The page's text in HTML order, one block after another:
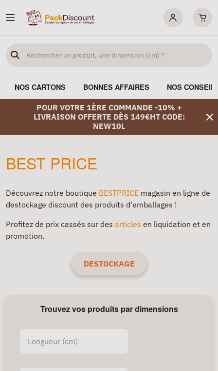
NOS CARTONS BONNES AFFAIRES NOS
POUR VOTRE 1ÈRE COMMANDE -10% +
LIVRAISON OFFERTE DÈS 149€HT CODE:
NEW10L
BEST PRICE
Découvrez notre boutique BESTPRICE magasin en ligne de
destockage discount des produits d'emballages !
Profitez de prix cassés sur des articles en liquidation et en
promotion.
DESTOCKAGE
Trouvez vos produits par dimensions